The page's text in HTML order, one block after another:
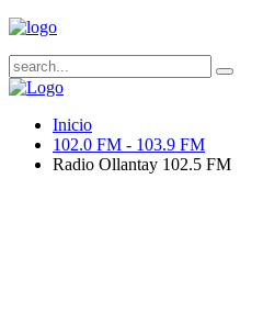
Inicio
102.0 FM - 103.9 FM
Radio Ollantay 102.5 FM